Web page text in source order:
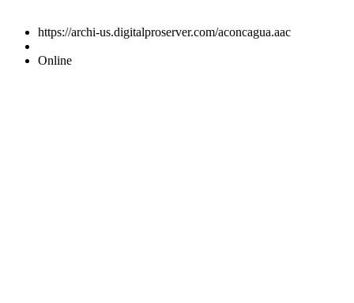
https://archi-us.digitalproserver.com/aconcagua.aac
Online